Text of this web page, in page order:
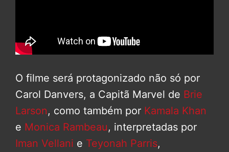
O filme será protagonizado não só por
Carol Danvers, a Capitã Marvel de Brie
Larson, como também por Kamala Khan
e Monica Rambeau, interpretadas por
Iman Vellani e Teyonah Parris,